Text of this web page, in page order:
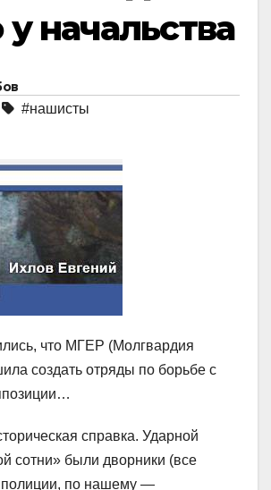
у начальства
#нашисты
что МГЕР (Молгвардия
создать отряды по борьбе с
справка. Ударной
сотни» были дворники (все
полиции, по нашему —